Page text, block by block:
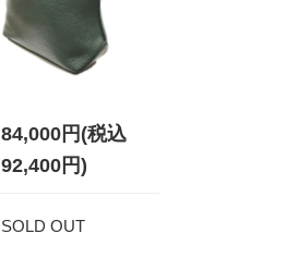
84,000円(税込
92,400円)
SOLD OUT